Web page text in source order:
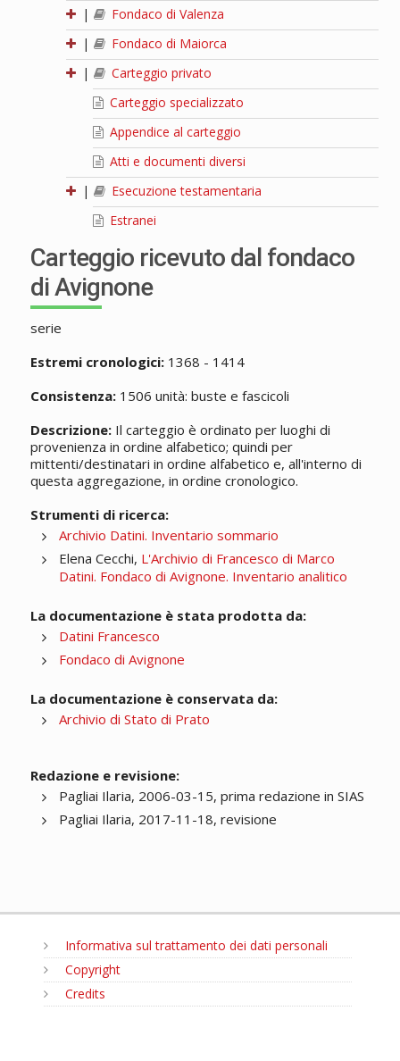
|
Fondaco di Valenza
|
Fondaco di Maiorca
|
Carteggio privato
Carteggio specializzato
Appendice al carteggio
Atti e documenti diversi
|
Esecuzione testamentaria
Estranei
Carteggio ricevuto dal fondaco
di Avignone
serie
Estremi cronologici:1368 - 1414
Consistenza:1506 unità: buste e fascicoli
Descrizione:Il carteggio è ordinato per luoghi di
provenienza in ordine alfabetico; quindi per
mittenti/destinatari in ordine alfabetico e, all'interno di
questa aggregazione, in ordine cronologico.
Strumenti di ricerca:
Archivio Datini. Inventario sommario
Elena Cecchi, L'Archivio di Francesco di Marco
Datini. Fondaco di Avignone. Inventario analitico
La documentazione è stata prodotta da:
Datini Francesco
Fondaco di Avignone
La documentazione è conservata da:
Archivio di Stato di Prato
Redazione e revisione:
Pagliai Ilaria, 2006-03-15, prima redazione in SIAS
Pagliai Ilaria, 2017-11-18, revisione
Informativa sul trattamento dei dati personali
Copyright
Credits